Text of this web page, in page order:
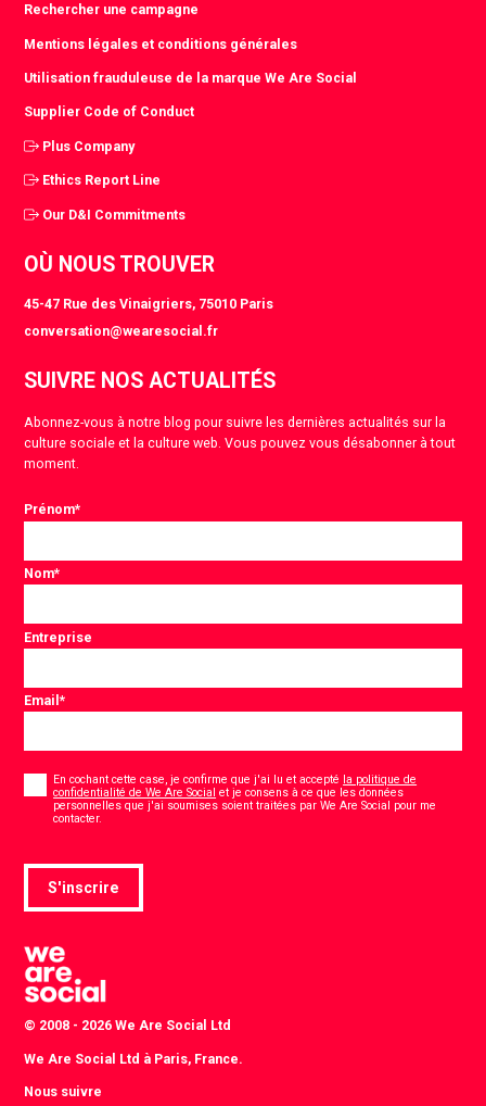
Rechercher une campagne
Mentions légales et conditions générales
Utilisation frauduleuse de la marque We Are Social
Supplier Code of Conduct
Plus Company
Ethics Report Line
Our D&I Commitments
OÙ NOUS TROUVER
45-47 Rue des Vinaigriers, 75010 Paris
conversation@wearesocial.fr
SUIVRE NOS ACTUALITÉS
Abonnez-vous à notre blog pour suivre les dernières actualités sur la
culture sociale et la culture web. Vous pouvez vous désabonner à tout
moment.
Prénom*
Nom*
Entreprise
Email*
Consentement
En cochant cette case, je confirme que j'ai lu et accepté la politique de
confidentialité de We Are Social et je consens à ce que les données
personnelles que j'ai soumises soient traitées par We Are Social pour me
contacter.
S'inscrire
© 2008 - 2026 We Are Social Ltd
We Are Social Ltd à Paris, France.
Nous suivre